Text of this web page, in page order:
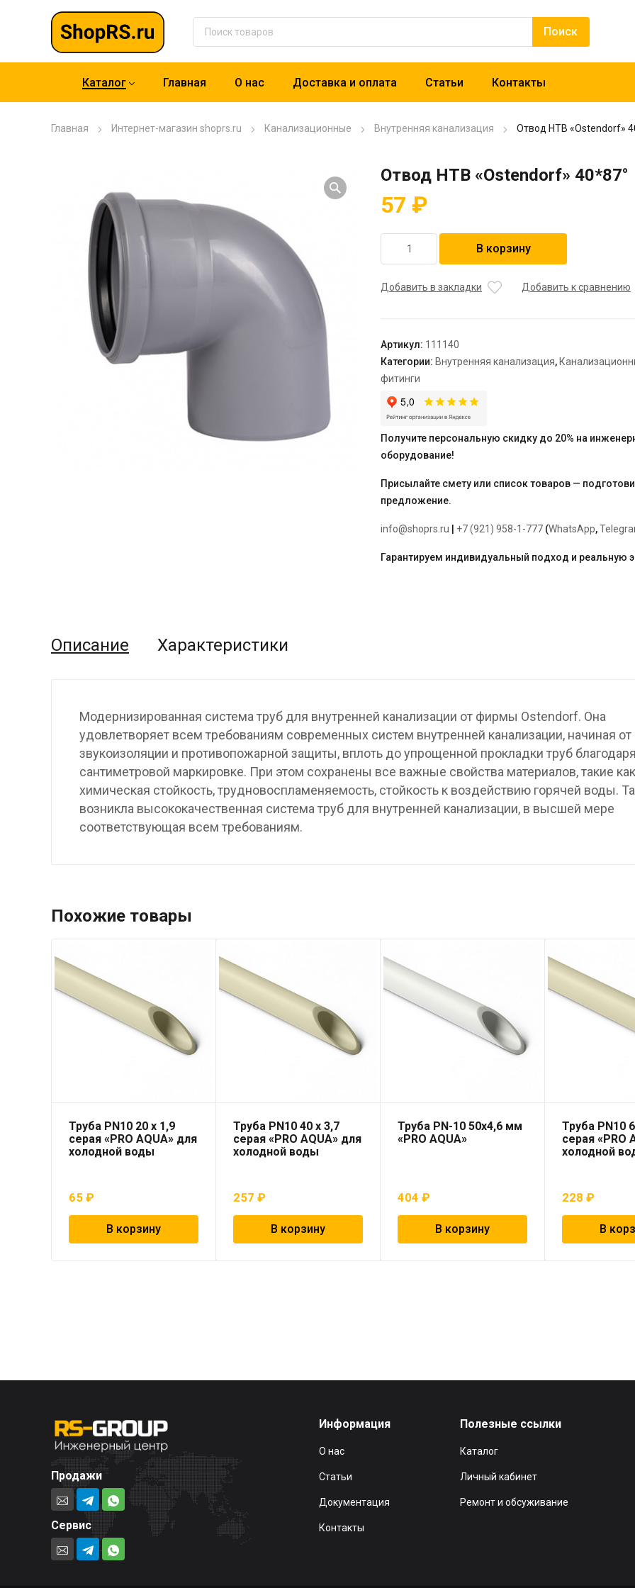
Каталог Главная О нас Доставка и оплата Статьи Контакты
Главная Интернет-магазин shoprs.ru Канализационные Внутренняя канализация Отвод HTB «Ostendorf»
Отвод HTB «Ostendorf» 40*87°
57 ₽
товара
HTB
В корзину
Добавить в закладки Добавить к сравнению
Артикул: 111140
Категории: Внутренняя канализация,
фитинги
Получите персональную скидку до 20% на
оборудование!
Присылайте смету или список товаров —
предложение.
info@shoprs.ru +7 (921) 958-1-777 (WhatsApp,
Гарантируем индивидуальный подход и реальную
Описание Характеристики
Модернизированная система труб для внутренней канализации от фирмы Ostendorf. Она
удовлетворяет всем требованиям современных систем внутренней канализации, начиная от
звукоизоляции и противопожарной защиты, вплоть до упрощенной прокладки труб благодаря
сантиметровой маркировке. При этом сохранены все важные свойства материалов, такие как
химическая стойкость, трудновоспламеняемость, стойкость к воздействию горячей воды.
возникла высококачественная система труб для внутренней канализации, в высшей мере
соответствующая всем требованиям.
Похожие товары
Труба PN10 20 x 1,9
серая «PRO AQUA» для
холодной воды
65 ₽
В корзину
Труба PN10 40 x 3,7
серая «PRO AQUA» для
холодной воды
257₽
В корзину
Труба PN-10 50х4,6 мм
«PRO AQUA»
404₽
В корзину
Труба PN10
серая «PRO
холодной
228₽
В
Продажи
Сервис
Информация
О нас
Статьи
Документация
Контакты
Полезные ссылки
Каталог
Личный кабинет
Ремонт и обсуживание